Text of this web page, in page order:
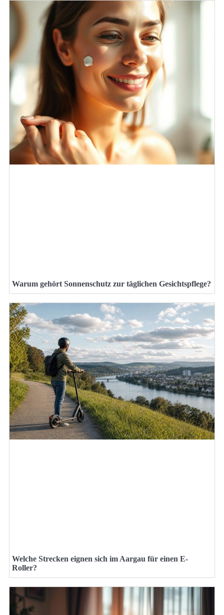
Warum gehört Sonnenschutz zur täglichen Gesichtspflege?
Welche Strecken eignen sich im Aargau für einen E-
Roller?